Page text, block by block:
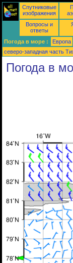
Спутниковые
изображения
Вопросы и
ответы
Погода в море : Европа
северо-западная часть
Погода в